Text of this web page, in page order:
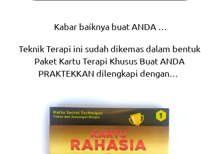
Kabar baiknya buat ANDA …
Teknik Terapi ini sudah dikemas dalam bentuk
Paket Kartu Terapi Khusus Buat ANDA
PRAKTEKKAN dilengkapi dengan…